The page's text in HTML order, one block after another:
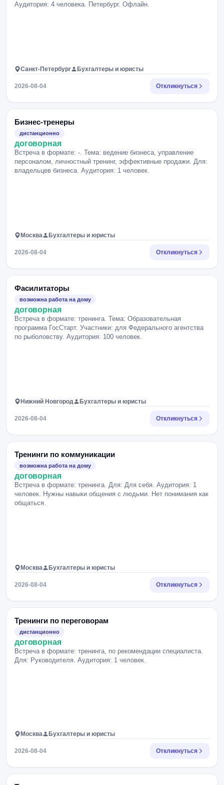
Аудитория: 4 человека. Петербург. Офлайн.
Санкт-Петербург Бухгалтеры и юристы
2026-08-04 Откликнуться
Бизнес-тренеры
дистанционно
договорная
Встреча в формате: -. Тема: ведение бизнеса, управление
персоналом, личностный тренинг, эффективные продажи. Для:
владельцев бизнеса. Аудитория: 1 человек.
Москва Бухгалтеры и юристы
2026-08-04 Откликнуться
Фасилитаторы
возможна работа на дому
договорная
Встреча в формате: тренинга. Тема: Образовательная
программа ГосСтарт. Участники: для Федерального агентства
по рыболовству. Аудитория: 100 человек.
Нижний Новгород Бухгалтеры и юристы
2026-08-04 Откликнуться
Тренинги по коммуникации
возможна работа на дому
договорная
Встреча в формате: тренинга. Для: Для себя. Аудитория: 1
человек. Нужны навыки общения с людьми. Нет понимания как
общаться.
Москва Бухгалтеры и юристы
2026-08-04 Откликнуться
Тренинги по переговорам
дистанционно
договорная
Встреча в формате: тренинга, по рекомендации специалиста.
Для: Руководителя. Аудитория: 1 человек.
Москва Бухгалтеры и юристы
2026-08-04 Откликнуться